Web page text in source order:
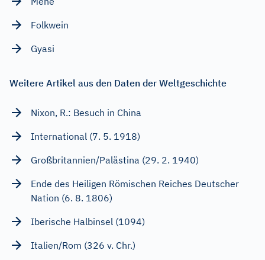
Folkwein
Gyasi
Weitere Artikel aus den Daten der Weltgeschichte
Nixon, R.: Besuch in China
International (7. 5. 1918)
Großbritannien/Palästina (29. 2. 1940)
Ende des Heiligen Römischen Reiches Deutscher
Nation (6. 8. 1806)
Iberische Halbinsel (1094)
Italien/Rom (326 v. Chr.)